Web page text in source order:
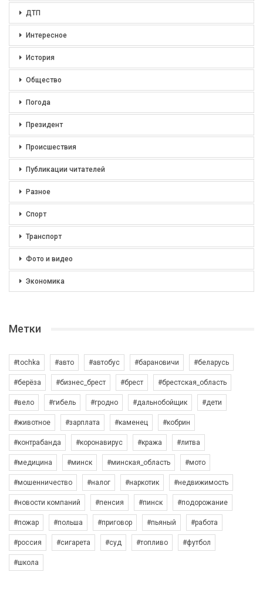
ДТП
Интересное
История
Общество
Погода
Президент
Происшествия
Публикации читателей
Разное
Спорт
Транспорт
Фото и видео
Экономика
Метки
#tochka #авто #автобус #барановичи #беларусь
#берёза #бизнес_брест #брест #брестская_область
#вело #гибель #гродно #дальнобойщик #дети
#животное #зарплата #каменец #кобрин
#контрабанда #коронавирус #кража #литва
#медицина #минск #минская_область #мото
#мошенничество #налог #наркотик #недвижимость
#новости компаний #пенсия #пинск #подорожание
#пожар #польша #приговор #пьяный #работа
#россия #сигарета #суд #топливо #футбол
#школа